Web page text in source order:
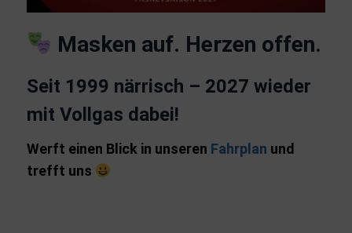
Masken auf. Herzen offen.
Seit 1999 närrisch – 2027 wieder
mit Vollgas dabei!
Werft einen Blick in unseren Fahrplan und
trefft uns